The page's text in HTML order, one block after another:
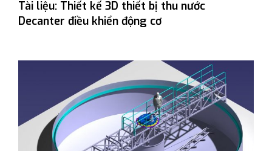
Tài liệu: Thiết kế 3D thiết bị thu nước
Decanter điều khiển động cơ